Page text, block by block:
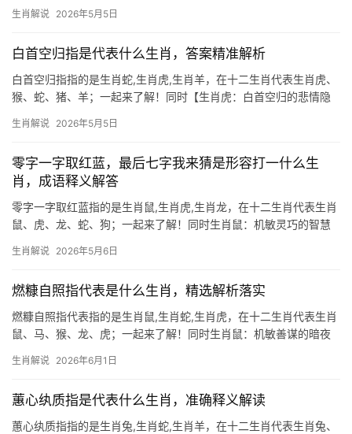
将其与生肖联系起来，往往指向那些象征家庭观念强、孝顺仁厚的
生肖解说 2026年5月5日
白首空归指是代表什么生肖，答案精准解析
白首空归指指的是生肖蛇,生肖虎,生肖羊，在十二生肖代表生肖虎、
猴、蛇、猪、羊；一起来了解！同时【生肖虎：白首空归的悲情隐
易陷孤勇的命运，2026年对属虎人极为关键，尤其是51岁后群体，
生肖解说 2026年5月5日
零字一字取红蓝，最后七字我来猜是形容打一什么生
肖，成语释义解答
零字一字取红蓝指的是生肖鼠,生肖虎,生肖龙，在十二生肖代表生肖
鼠、虎、龙、蛇、狗；一起来了解！同时生肖鼠：机敏灵巧的智慧
黑里偷油吃”的妙喻，子时出生的生肖鼠天生带财，29岁前易遇贵人
生肖解说 2026年5月6日
燃糠自照指代表是什么生肖，精选解析落实
燃糠自照指代表指的是生肖鼠,生肖蛇,生肖虎，在十二生肖代表生肖
鼠、马、猴、龙、虎；一起来了解！同时生肖鼠：机敏善谋的暗夜
项目遭人横插一脚，团队协作停滞不前，领导态度阴晴不定，需谨
生肖解说 2026年6月1日
蕙心纨质指是代表什么生肖，准确释义解读
蕙心纨质指指的是生肖兔,生肖蛇,生肖羊，在十二生肖代表生肖兔、